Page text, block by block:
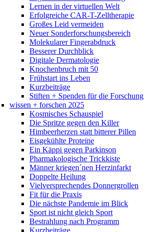
Lernen in der virtuellen Welt
Erfolgreiche CAR-T-Zelltherapie
Großes Leid vermeiden
Neuer Sonderforschungsbereich
Molekularer Fingerabdruck
Besserer Durchblick
Digitale Dermatologie
Knochenbruch mit 50
Frühstart ins Leben
Kurzbeiträge
Stiften + Spenden für die Forschung
wissen + forschen 2025
Kosmisches Schauspiel
Die Spritze gegen den Killer
Himbeerherzen statt bitterer Pillen
Eisgekühlte Proteine
Ein Käppi gegen Parkinson
Pharmakologische Trickkiste
Männer kriegen´nen Herzinfarkt
Doppelte Heilung
Vielversprechendes Donnergrollen
Fit für die Praxis
Die nächste Pandemie im Blick
Sport ist nicht gleich Sport
Bestrahlung nach Programm
Kurzbeiträge